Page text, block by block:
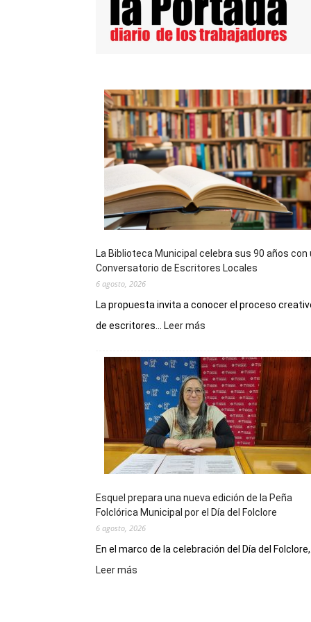
La Biblioteca Municipal celebra sus 90 años con
Conversatorio de Escritores Locales
6 agosto, 2026
La propuesta invita a conocer el proceso
de escritores...
Leer más
Municipal
celebra
sus
90
años
con
un
Conversatorio
Escritores
Locales
Esquel prepara una nueva edición de la Peña
Folclórica Municipal por el Día del Folclore
6 agosto, 2026
En el marco de la celebración del Día del
Leer más